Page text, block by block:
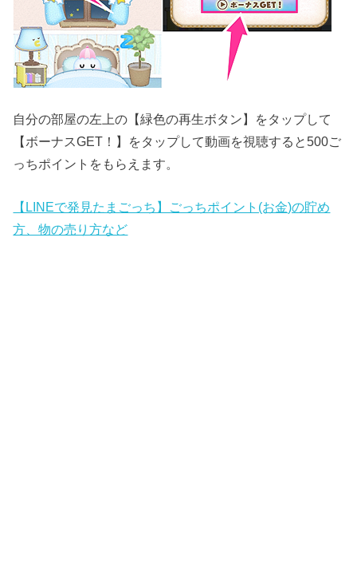
自分の部屋の左上の【緑色の再生ボタン】をタップして
【ボーナスGET！】をタップして動画を視聴すると500ご
っちポイントをもらえます。
【LINEで発見たまごっち】ごっちポイント(お金)の貯め
方、物の売り方など